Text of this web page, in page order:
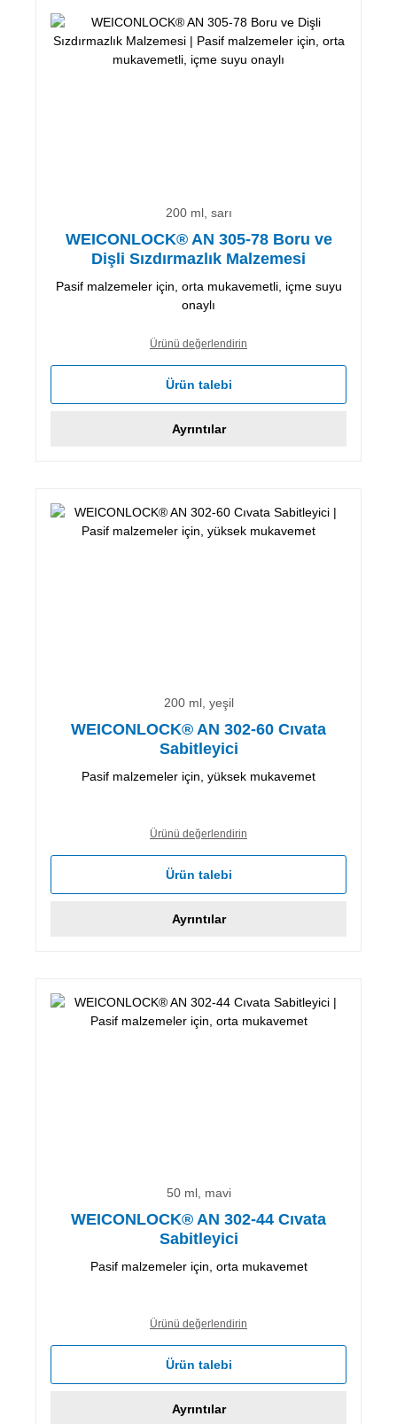
200 ml, sarı
WEICONLOCK® AN 305-78 Boru ve
Dişli Sızdırmazlık Malzemesi
Pasif malzemeler için, orta mukavemetli, içme suyu
onaylı
Ürünü değerlendirin
Ürün talebi
Ayrıntılar
200 ml, yeşil
WEICONLOCK® AN 302-60 Cıvata
Sabitleyici
Pasif malzemeler için, yüksek mukavemet
Ürünü değerlendirin
Ürün talebi
Ayrıntılar
50 ml, mavi
WEICONLOCK® AN 302-44 Cıvata
Sabitleyici
Pasif malzemeler için, orta mukavemet
Ürünü değerlendirin
Ürün talebi
Ayrıntılar